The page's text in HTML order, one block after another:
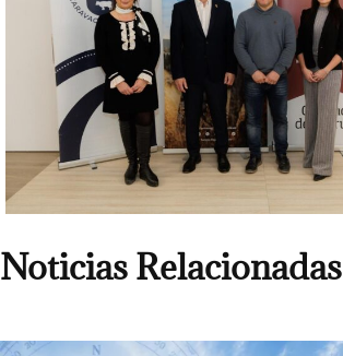
Noticias Relacionadas